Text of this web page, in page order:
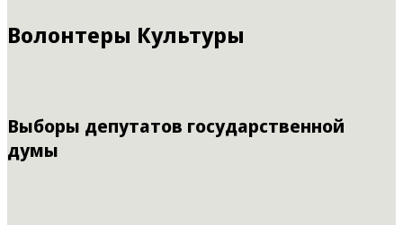
Волонтеры Культуры
Выборы депутатов государственной
думы